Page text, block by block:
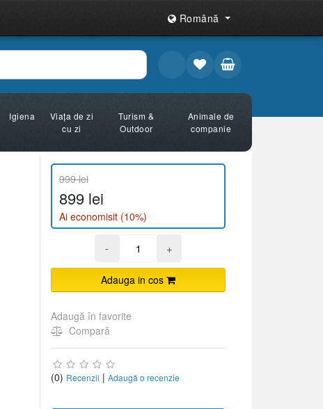
Română
Igiena
Viața de zi
cu zi
Turism &
Outdoor
Animale de
companie
999 lei
899 lei
Ai economisit (10%)
- +
Adauga in cos
Adaugă în favorite
Compară
(0) Recenzii | Adaugă o recenzie